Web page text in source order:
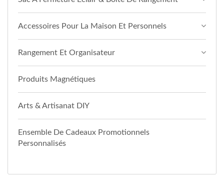
Accessoires Pour La Maison Et Personnels
Rangement Et Organisateur
Produits Magnétiques
Arts & Artisanat DIY
Ensemble De Cadeaux Promotionnels
Personnalisés